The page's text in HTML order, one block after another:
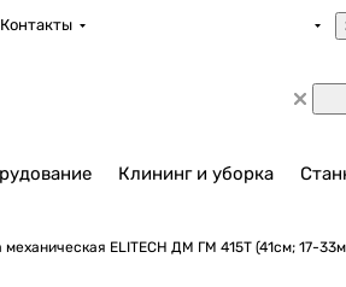
Контакты
Клининг и уборка
механическая ELITECH ДМ ГМ 415Т (41cм; 17-